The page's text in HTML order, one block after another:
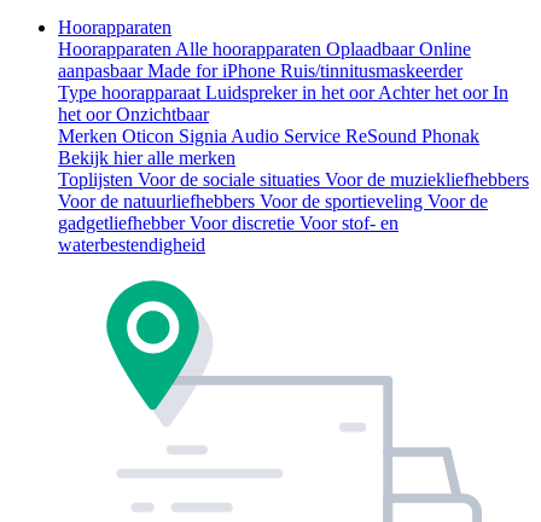
Hoorapparaten
Hoorapparaten Alle hoorapparaten OplaadbaarOnline
aanpasbaarMade for iPhone Ruis/tinnitusmaskeerder
Type hoorapparaat Luidspreker in het oorAchter het oorIn
het oorOnzichtbaar
Merken Oticon Signia Audio Service ReSound Phonak
Bekijk hier alle merken
Toplijsten Voor de sociale situaties Voor de muziekliefhebbers
Voor de natuurliefhebbers Voor de sportieveling Voor de
gadgetliefhebberVoor discretie Voor stof- en
waterbestendigheid